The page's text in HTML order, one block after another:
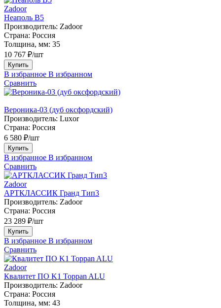
Zadoor
Неаполь В5
Производитель: Zadoor
Страна: Россия
Толщина, мм: 35
10 767 ₽/шт
Купить
В избранное В избранном
Сравнить
Вероника-03 (дуб оксфордский)
Производитель: Luxor
Страна: Россия
6 580 ₽/шт
Купить
В избранное В избранном
Сравнить
Zadoor
АРТКЛАССИК Гранд Тип3
Производитель: Zadoor
Страна: Россия
23 289 ₽/шт
Купить
В избранное В избранном
Сравнить
Zadoor
Квалитет ПО K1 Toppan ALU
Производитель: Zadoor
Страна: Россия
Толщина, мм: 43